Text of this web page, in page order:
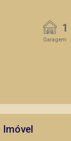
1
Garagem
Imóvel